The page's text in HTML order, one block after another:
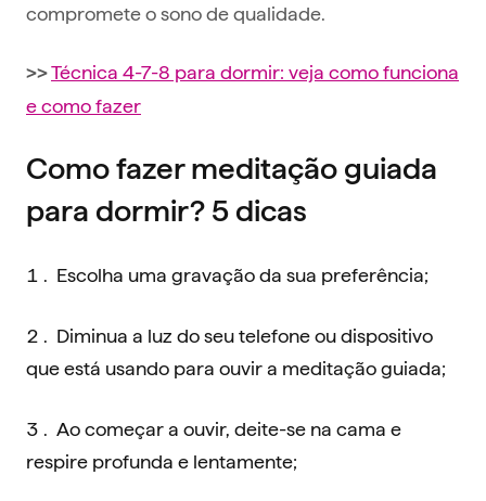
compromete o sono de qualidade.
>>Técnica 4-7-8 para dormir: veja como funciona
e como fazer
Como fazer meditação guiada
para dormir? 5 dicas
Escolha uma gravação da sua preferência;
Diminua a luz do seu telefone ou dispositivo
que está usando para ouvir a meditação guiada;
Ao começar a ouvir, deite-se na cama e
respire profunda e lentamente;